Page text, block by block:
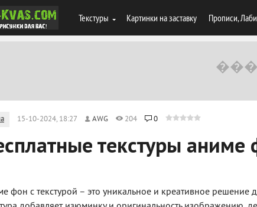
Текстуры Картинки на заставку Прописи,
15-10-2024, 18:27 AWG 204 0
текстуры
фон с текстурой – это уникальное и креативное решение